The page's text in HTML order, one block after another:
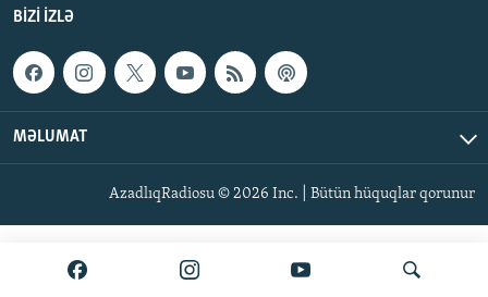
XƏBƏR BÜLLETENLƏRIMIZ
BIZI IZLƏ
MƏLUMAT
AzadlıqRadiosu © 2026 Inc. | Bütün hüquqlar qorunur